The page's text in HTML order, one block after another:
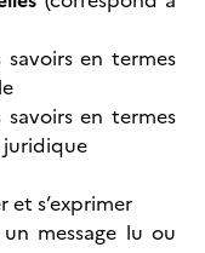
en termes
en termes
s’exprimer
message lu ou